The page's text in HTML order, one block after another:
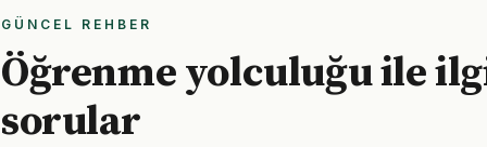
GÜNCEL REHBER
Öğrenme yolculuğu ile
sorular